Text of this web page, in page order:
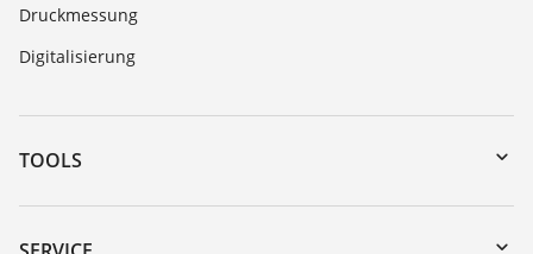
Druckmessung
Digitalisierung
TOOLS
Download-Center
Gerätesuche (Seriennummer)